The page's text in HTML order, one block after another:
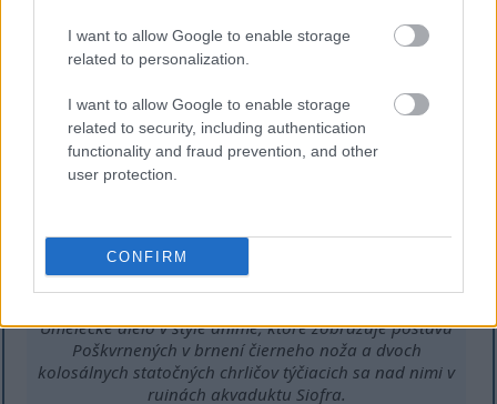
I want to allow Google to enable storage
related to personalization.
I want to allow Google to enable storage
related to security, including authentication
functionality and fraud prevention, and other
user protection.
CONFIRM
Umelecké dielo v štýle anime, ktoré zobrazuje postavu
Poškvrnených v brnení čierneho noža a dvoch
kolosálnych statočných chrličov týčiacich sa nad nimi v
ruinách akvaduktu Siofra.